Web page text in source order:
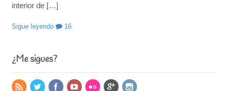
interior de […]
Sigue leyendo 16
¿Me sigues?